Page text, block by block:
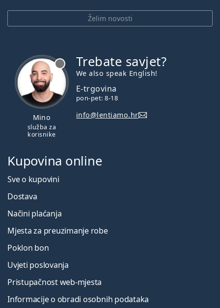
Želim novosti
Mino
služba za
korisnike
Trebate savjet?
We also speak English!
E-trgovina
pon-pet: 8-18
info@lentiamo.hr
Kupovina online
Sve o kupovini
Dostava
Načini plaćanja
Mjesta za preuzimanje robe
Poklon bon
Uvjeti poslovanja
Pristupačnost web-mjesta
Informacije o obradi osobnih podataka